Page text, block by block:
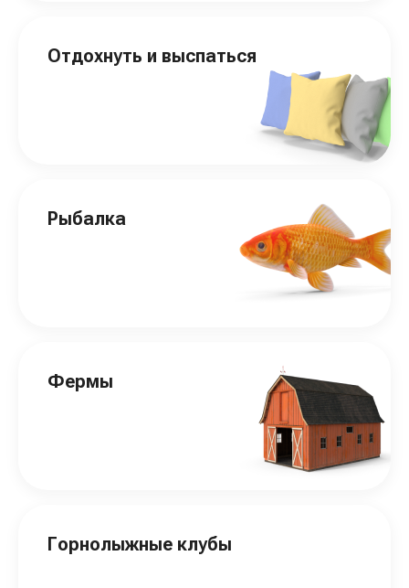
Отдохнуть и выспаться
Рыбалка
Фермы
Горнолыжные клубы